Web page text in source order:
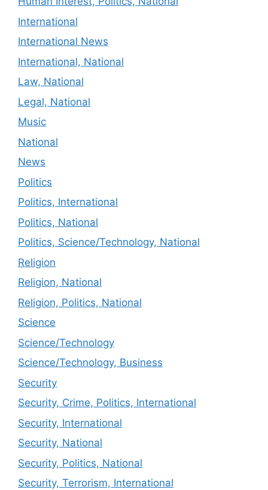
International
International News
International, National
Law, National
Legal, National
Music
National
News
Politics
Politics, International
Politics, National
Politics, Science/Technology, National
Religion
Religion, National
Religion, Politics, National
Science
Science/Technology
Science/Technology, Business
Security
Security, Crime, Politics, International
Security, International
Security, National
Security, Politics, National
Security, Terrorism, International